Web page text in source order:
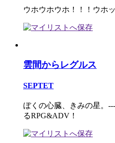
ウホウホウホ！！！ウホ
雲間からレグルス
SEPTET
ぼくの心臓、きみの星。
るRPG&ADV！